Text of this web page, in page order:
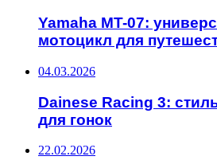
Yamaha MT-07:
мотоцикл для
04.03.2026
Dainese Racing 3:
для гонок
22.02.2026